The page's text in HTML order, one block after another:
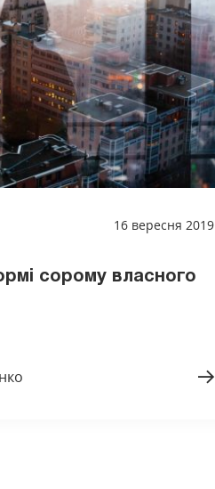
16 вересня 2019
сорому власного